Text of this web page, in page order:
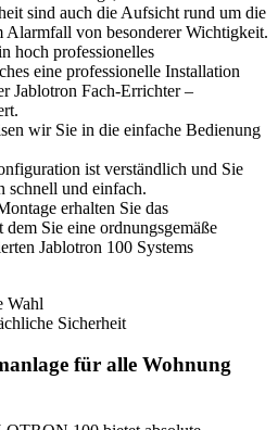
sind auch die Aufsicht rund um die
Alarmfall von besonderer Wichtigkeit.
hoch professionelles
eine professionelle Installation
Jablotron Fach-Errichter –
wir Sie in die einfache Bedienung
ist verständlich und Sie
schnell und einfach.
erhalten Sie das
Sie eine ordnungsgemäße
Jablotron 100 Systems
für alle Wohnung